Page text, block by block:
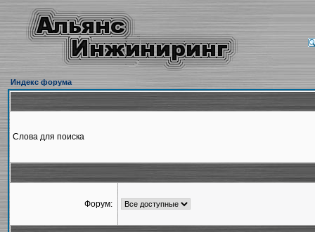
Индекс форума
Слова для поиска
Форум: